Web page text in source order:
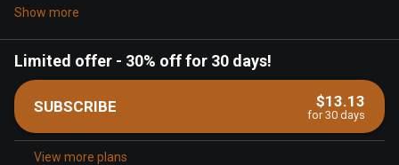
Show more
Limited offer - 30% off for 30 days!
SUBSCRIBE $13.13
for 30 days
View more plans